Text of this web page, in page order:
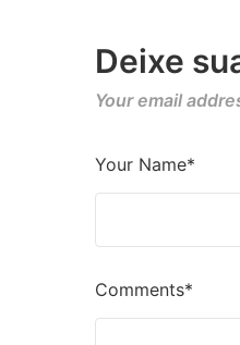
Deixe
Your email
Comments*
Your Name*